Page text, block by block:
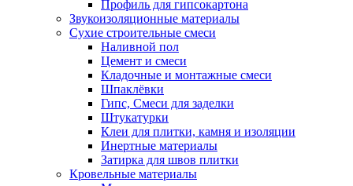
Профиль для гипсокартона
Звукоизоляционные материалы
Сухие строительные смеси
Наливной пол
Цемент и смеси
Кладочные и монтажные смеси
Шпаклёвки
Гипс, Смеси для заделки
Штукатурки
Клеи для плитки, камня и изоляции
Инертные материалы
Затирка для швов плитки
Кровельные материалы